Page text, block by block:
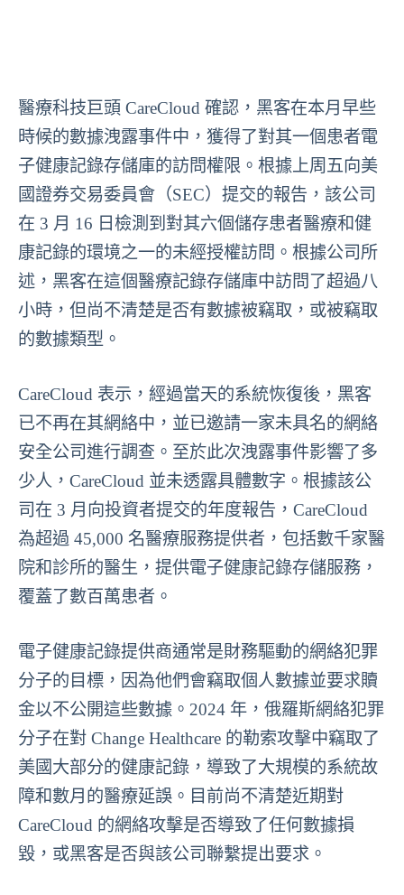
醫療科技巨頭 CareCloud 確認，黑客在本月早些
時候的數據洩露事件中，獲得了對其一個患者電
子健康記錄存儲庫的訪問權限。根據上周五向美
國證券交易委員會（SEC）提交的報告，該公司
在 3 月 16 日檢測到對其六個儲存患者醫療和健
康記錄的環境之一的未經授權訪問。根據公司所
述，黑客在這個醫療記錄存儲庫中訪問了超過八
小時，但尚不清楚是否有數據被竊取，或被竊取
的數據類型。
CareCloud 表示，經過當天的系統恢復後，黑客
已不再在其網絡中，並已邀請一家未具名的網絡
安全公司進行調查。至於此次洩露事件影響了多
少人，CareCloud 並未透露具體數字。根據該公
司在 3 月向投資者提交的年度報告，CareCloud
為超過 45,000 名醫療服務提供者，包括數千家醫
院和診所的醫生，提供電子健康記錄存儲服務，
覆蓋了數百萬患者。
電子健康記錄提供商通常是財務驅動的網絡犯罪
分子的目標，因為他們會竊取個人數據並要求贖
金以不公開這些數據。2024 年，俄羅斯網絡犯罪
分子在對 Change Healthcare 的勒索攻擊中竊取了
美國大部分的健康記錄，導致了大規模的系統故
障和數月的醫療延誤。目前尚不清楚近期對
CareCloud 的網絡攻擊是否導致了任何數據損
毀，或黑客是否與該公司聯繫提出要求。